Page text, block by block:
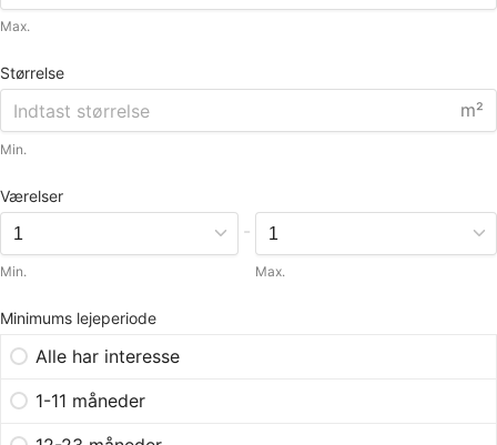
Max.
Størrelse
m²
Min.
Værelser
Min.
-
Max.
Minimums lejeperiode
Alle har interesse
1-11 måneder